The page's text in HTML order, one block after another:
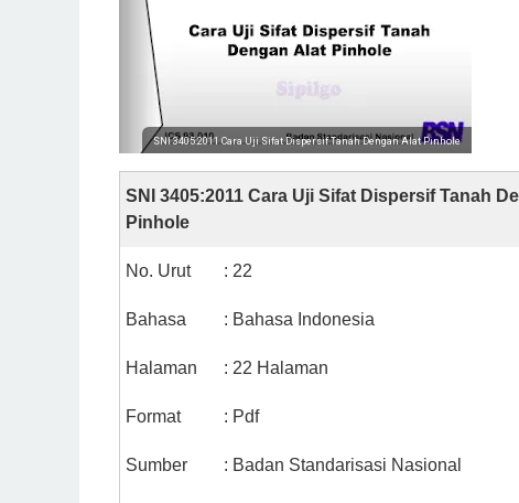
SNI 3405:2011 Cara Uji Sifat Dispersif Tanah Dengan Alat Pinhole
SNI 3405:2011 Cara Uji Sifat Dispersif Tanah
Pinhole
No. Urut : 22
Bahasa : Bahasa Indonesia
Halaman : 22 Halaman
Format : Pdf
Sumber : Badan Standarisasi Nasional